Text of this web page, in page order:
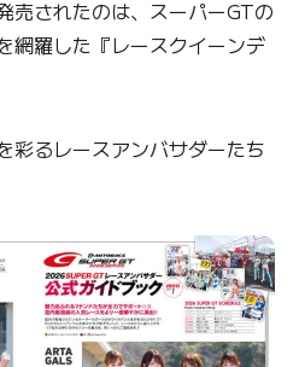
売されたのは、スーパーGTの
網羅した『レースクイーンデ
るレースアンバサダーたち